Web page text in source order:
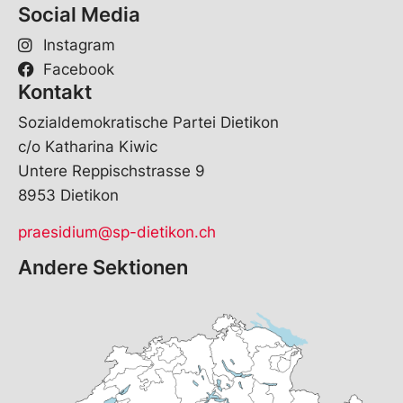
Social Media
Instagram
Facebook
Kontakt
Sozialdemokratische Partei Dietikon
c/o Katharina Kiwic
Untere Reppischstrasse 9
8953 Dietikon
praesidium@sp-dietikon.ch
Andere Sektionen